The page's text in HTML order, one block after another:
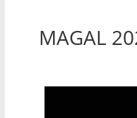
MAGAL